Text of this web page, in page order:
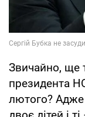
Звичайно, ще
президента
лютого?